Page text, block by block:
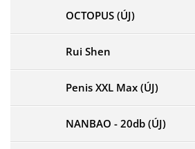
OCTOPUS (ÚJ)
Rui Shen
Penis XXL Max (ÚJ)
NANBAO - 20db (ÚJ)